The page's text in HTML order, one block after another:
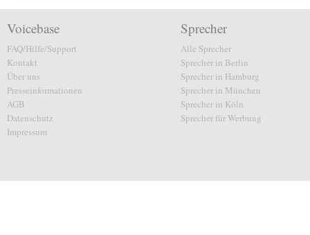
Voicebase
FAQ/Hilfe/Support
Kontakt
Über uns
Presseinformationen
AGB
Datenschutz
Impressum
Sprecher
Alle Sprecher
Sprecher in Berlin
Sprecher in Hamburg
Sprecher in München
Sprecher in Köln
Sprecher für Werbung